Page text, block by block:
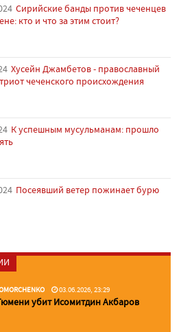
Сирийские банды против чеченцев
кто и что за этим стоит?
Хусейн Джамбетов - православный
чеченского происхождения
К успешным мусульманам: прошло
Посеявший ветер пожинает бурю
03.06.2026, 23:29
убит Исомитдин Акбаров